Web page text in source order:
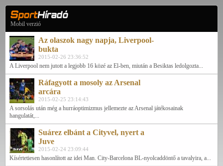
Mobil verzió
Az olaszok nagy napja, Liverpool-
bukta
2015-02-26 23:36:52
A Liverpool nem jutott a legjobb 16 közé az El-ben, miután a Besiktas ledolgozta...
Ráfagyott a mosoly az Arsenal
arcára
2015-02-25 23:14:43
A sorsolás után még a hurráoptimizmus jellemezte az Arsenal játékosainak
hangulatát,...
Suárez elbánt a Cityvel, nyert a
Juve
2015-02-24 23:09:44
Kísértetiesen hasonlított az idei Man. City-Barcelona BL-nyolcaddöntő a tavalyira, a...